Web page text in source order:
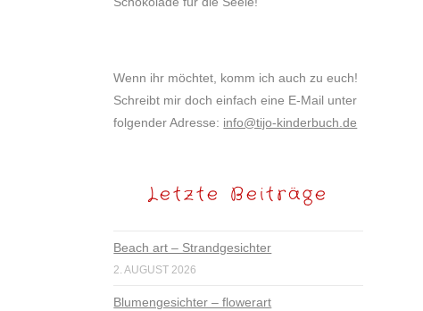
Wenn ihr möchtet, komm ich auch zu euch!
Schreibt mir doch einfach eine E-Mail unter
folgender Adresse: info@tijo-kinderbuch.de
Letzte Beiträge
Beach art – Strandgesichter
2. AUGUST 2026
Blumengesichter – flowerart